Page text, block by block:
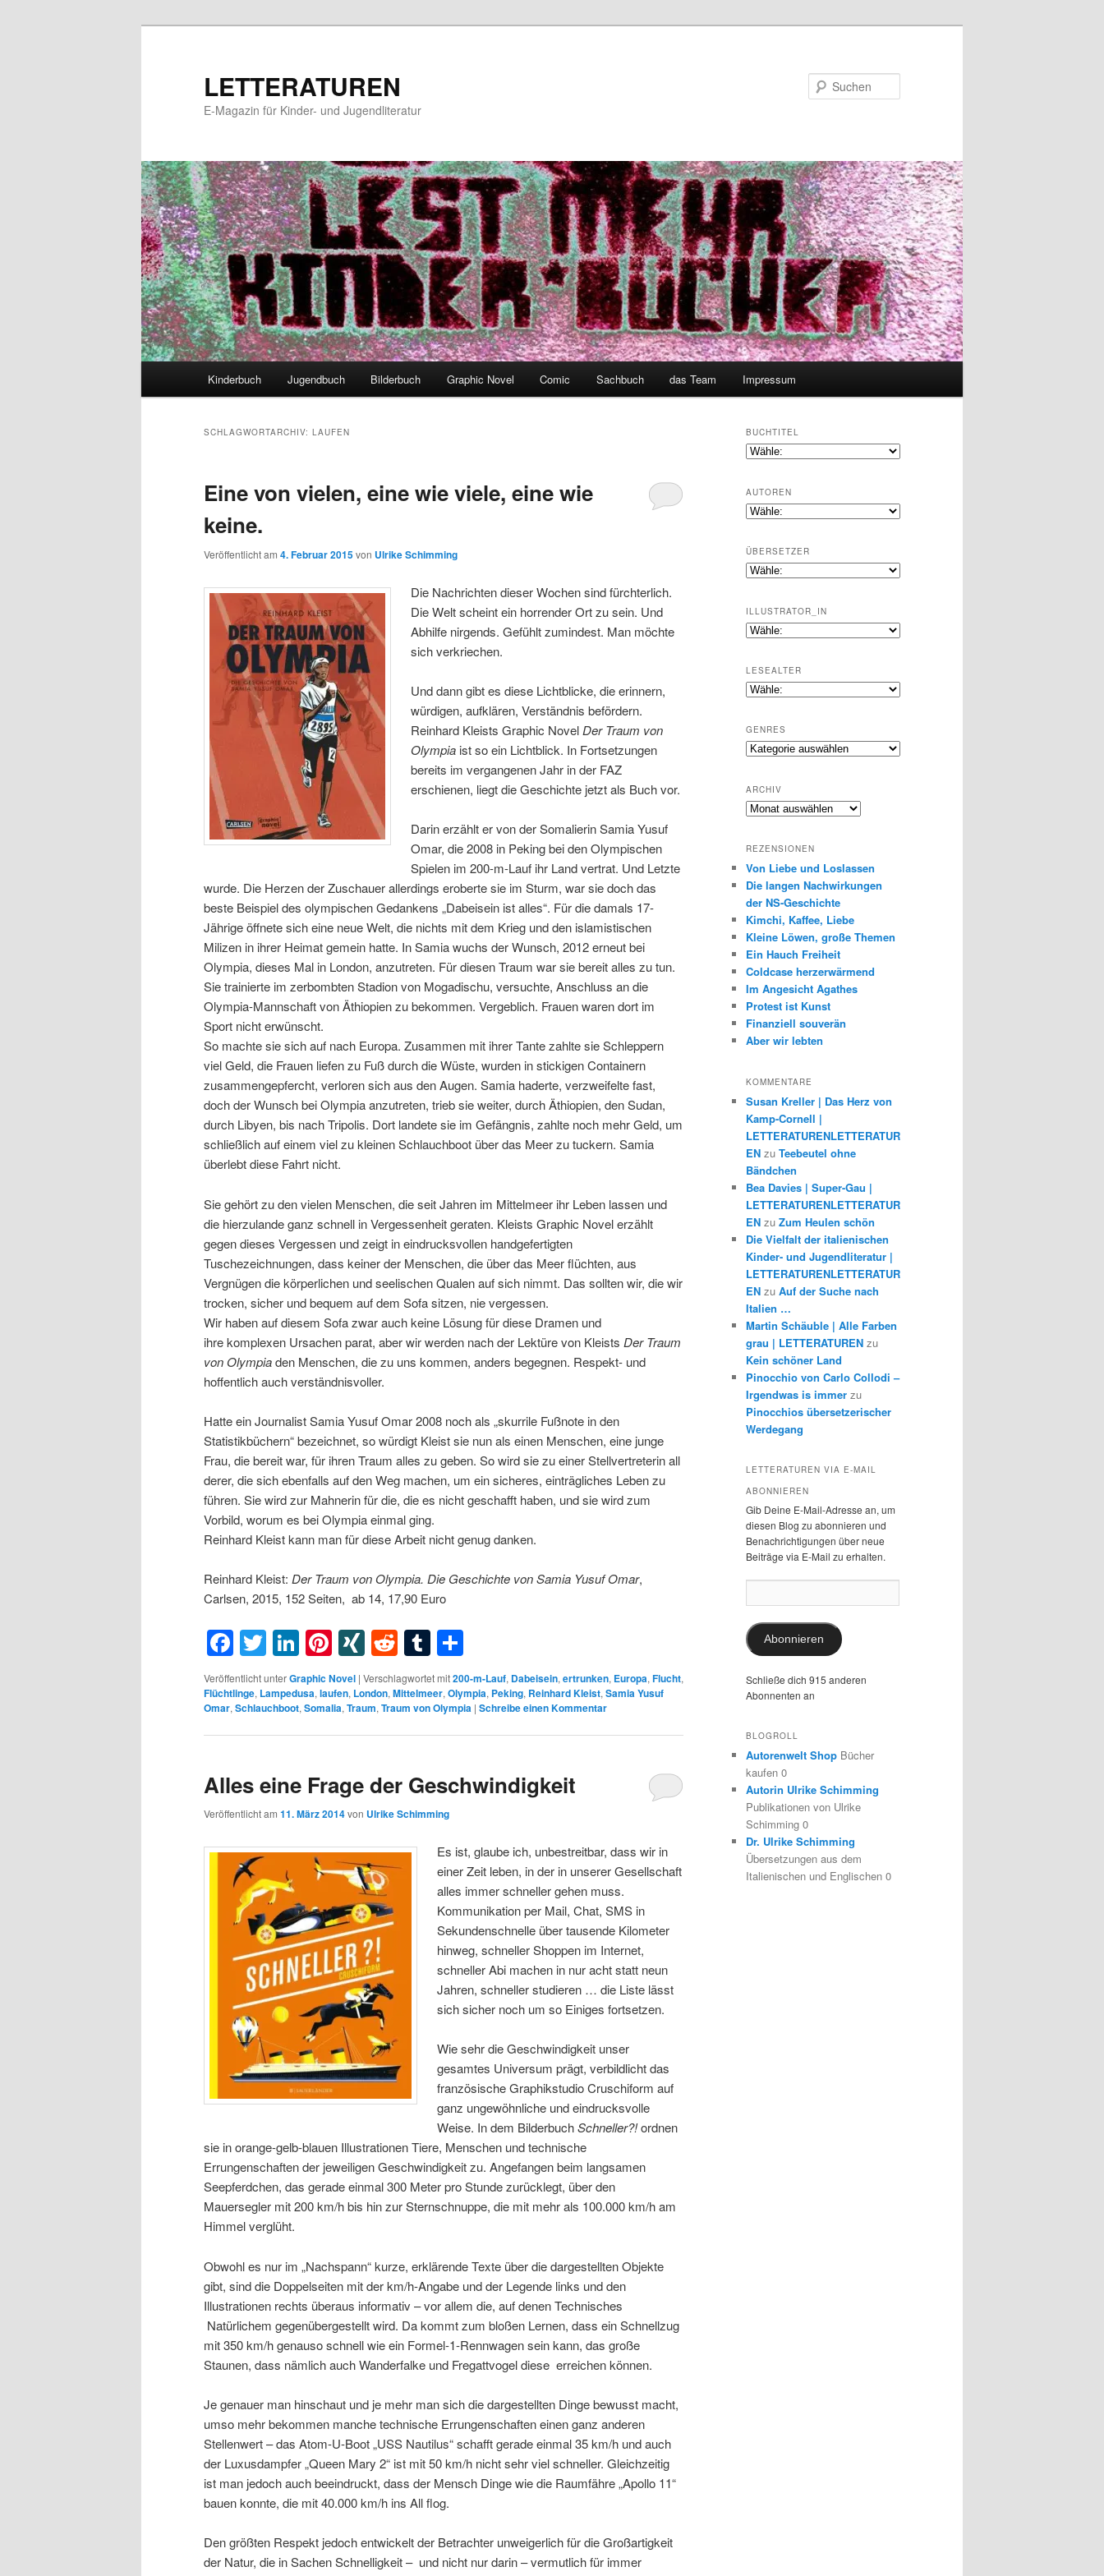
LETTERATUREN
E-Magazin für Kinder- und Jugendliteratur
Kinderbuch Jugendbuch Bilderbuch Graphic Novel Comic Sachbuch das Team Impressum
SCHLAGWORTARCHIV: LAUFEN
Eine von vielen, eine wie viele, eine wie
keine.
Veröffentlicht am 4. Februar 2015von Ulrike Schimming
Die Nachrichten dieser Wochen sind fürchterlich.
Die Welt scheint ein horrender Ort zu sein. Und
Abhilfe nirgends. Gefühlt zumindest. Man möchte
sich verkriechen.
Und dann gibt es diese Lichtblicke, die erinnern,
würdigen, aufklären, Verständnis befördern.
Reinhard Kleists Graphic Novel Der Traum von
Olympia ist so ein Lichtblick. In Fortsetzungen
bereits im vergangenen Jahr in der FAZ
erschienen, liegt die Geschichte jetzt als Buch vor.
Darin erzählt er von der Somalierin Samia Yusuf
Omar, die 2008 in Peking bei den Olympischen
Spielen im 200-m-Lauf ihr Land vertrat. Und Letzte
wurde. Die Herzen der Zuschauer allerdings eroberte sie im Sturm, war sie doch das
beste Beispiel des olympischen Gedankens „Dabeisein ist alles“. Für die damals 17-
Jährige öffnete sich eine neue Welt, die nichts mit dem Krieg und den islamistischen
Milizen in ihrer Heimat gemein hatte. In Samia wuchs der Wunsch, 2012 erneut bei
Olympia, dieses Mal in London, anzutreten. Für diesen Traum war sie bereit alles zu tun.
Sie trainierte im zerbombten Stadion von Mogadischu, versuchte, Anschluss an die
Olympia-Mannschaft von Äthiopien zu bekommen. Vergeblich. Frauen waren dort im
Sport nicht erwünscht.
So machte sie sich auf nach Europa. Zusammen mit ihrer Tante zahlte sie Schleppern
viel Geld, die Frauen liefen zu Fuß durch die Wüste, wurden in stickigen Containern
zusammengepfercht, verloren sich aus den Augen. Samia haderte, verzweifelte fast,
doch der Wunsch bei Olympia anzutreten, trieb sie weiter, durch Äthiopien, den Sudan,
durch Libyen, bis nach Tripolis. Dort landete sie im Gefängnis, zahlte noch mehr Geld, um
schließlich auf einem viel zu kleinen Schlauchboot über das Meer zu tuckern. Samia
überlebt diese Fahrt nicht.
Sie gehört zu den vielen Menschen, die seit Jahren im Mittelmeer ihr Leben lassen und
die hierzulande ganz schnell in Vergessenheit geraten. Kleists Graphic Novel erzählt
gegen dieses Vergessen und zeigt in eindrucksvollen handgefertigten
Tuschezeichnungen, dass keiner der Menschen, die über das Meer flüchten, aus
Vergnügen die körperlichen und seelischen Qualen auf sich nimmt. Das sollten wir, die wir
trocken, sicher und bequem auf dem Sofa sitzen, nie vergessen.
Wir haben auf diesem Sofa zwar auch keine Lösung für diese Dramen und
ihre komplexen Ursachen parat, aber wir werden nach der Lektüre von Kleists Der Traum
von Olympiaden Menschen, die zu uns kommen, anders begegnen. Respekt- und
hoffentlich auch verständnisvoller.
Hatte ein Journalist Samia Yusuf Omar 2008 noch als „skurrile Fußnote in den
Statistikbüchern“ bezeichnet, so würdigt Kleist sie nun als einen Menschen, eine junge
Frau, die bereit war, für ihren Traum alles zu geben. So wird sie zu einer Stellvertreterin all
derer, die sich ebenfalls auf den Weg machen, um ein sicheres, einträgliches Leben zu
führen. Sie wird zur Mahnerin für die, die es nicht geschafft haben, und sie wird zum
Vorbild, worum es bei Olympia einmal ging.
Reinhard Kleist kann man für diese Arbeit nicht genug danken.
Reinhard Kleist: DerTraum von Olympia. Die Geschichte von Samia Yusuf Omar,
Carlsen, 2015, 152 Seiten, ab 14, 17,90 Euro
Facebook
Twitter
LinkedIn
Pinterest
XINGRedditTumblr
Veröffentlicht unterGraphic Novel | Verschlagwortet mit200-m-Lauf, Dabeisein, ertrunken, Europa, Flucht,
Flüchtlinge, Lampedusa, laufen, London, Mittelmeer, Olympia, Peking, Reinhard Kleist, Samia Yusuf
Omar, Schlauchboot, Somalia, Traum, Traum von Olympia | Schreibe einen Kommentar
Alles eine Frage der Geschwindigkeit
Veröffentlicht am 11. März 2014von Ulrike Schimming
Es ist, glaube ich, unbestreitbar, dass wir in
einer Zeit leben, in der in unserer Gesellschaft
alles immer schneller gehen muss.
Kommunikation per Mail, Chat, SMS in
Sekundenschnelle über tausende Kilometer
hinweg, schneller Shoppen im Internet,
schneller Abi machen in nur acht statt neun
Jahren, schneller studieren … die Liste lässt
sich sicher noch um so Einiges fortsetzen.
Wie sehr die Geschwindigkeit unser
gesamtes Universum prägt, verbildlicht das
französische Graphikstudio Cruschiform auf
ganz ungewöhnliche und eindrucksvolle
Weise. In dem BilderbuchSchneller?!ordnen
sie in orange-gelb-blauen Illustrationen Tiere, Menschen und technische
Errungenschaften der jeweiligen Geschwindigkeit zu. Angefangen beim langsamen
Seepferdchen, das gerade einmal 300 Meter pro Stunde zurücklegt, über den
Mauersegler mit 200 km/h bis hin zur Sternschnuppe, die mit mehr als 100.000 km/h am
Himmel verglüht.
Obwohl es nur im „Nachspann“ kurze, erklärende Texte über die dargestellten Objekte
gibt, sind die Doppelseiten mit der km/h-Angabe und der Legende links und den
Illustrationen rechts überaus informativ – vor allem die, auf denen Technisches
Natürlichem gegenübergestellt wird. Da kommt zum bloßen Lernen, dass ein Schnellzug
mit 350 km/h genauso schnell wie ein Formel-1-Rennwagen sein kann, das große
Staunen, dass nämlich auch Wanderfalke und Fregattvogel diese erreichen können.
Je genauer man hinschaut und je mehr man sich die dargestellten Dinge bewusst macht,
umso mehr bekommen manche technische Errungenschaften einen ganz anderen
Stellenwert – das Atom-U-Boot „USS Nautilus“ schafft gerade einmal 35 km/h und auch
der Luxusdampfer „Queen Mary 2“ ist mit 50 km/h nicht sehr viel schneller. Gleichzeitig
ist man jedoch auch beeindruckt, dass der Mensch Dinge wie die Raumfähre „Apollo 11“
bauen konnte, die mit 40.000 km/h ins All flog.
Den größten Respekt jedoch entwickelt der Betrachter unweigerlich für die Großartigkeit
der Natur, die in Sachen Schnelligkeit – und nicht nur darin – vermutlich für immer
BUCHTITEL
AUTOREN
ÜBERSETZER
ILLUSTRATOR_IN
LESEALTER
GENRES
Genres
ARCHIV
Archiv
REZENSIONEN
Von Liebe und Loslassen
Die langen Nachwirkungen
der NS-Geschichte
Kimchi, Kaffee, Liebe
Kleine Löwen, große Themen
Ein Hauch Freiheit
Coldcase herzerwärmend
Im Angesicht Agathes
Protest ist Kunst
Finanziell souverän
Aber wir lebten
KOMMENTARE
Susan Kreller | Das Herz von
Kamp-Cornell |
LETTERATURENLETTERATUR
EN zu Teebeutel ohne
Bändchen
Bea Davies | Super-Gau |
LETTERATURENLETTERATUR
EN zu Zum Heulen schön
Die Vielfalt der italienischen
Kinder- und Jugendliteratur |
LETTERATURENLETTERATUR
EN zu Auf der Suche nach
Italien …
Martin Schäuble | Alle Farben
grau | LETTERATUREN zu
Kein schöner Land
Pinocchio von Carlo Collodi –
Irgendwas is immer zu
Pinocchios übersetzerischer
Werdegang
LETTERATUREN VIA E-MAIL
ABONNIEREN
Gib Deine E-Mail-Adresse an, um
diesen Blog zu abonnieren und
Benachrichtigungen über neue
Beiträge via E-Mail zu erhalten.
Mail-
Abonnieren
Schließe dich 915 anderen
Abonnenten an
BLOGROLL
Autorenwelt Shop Bücher
kaufen 0
Autorin Ulrike Schimming
Publikationen von Ulrike
Schimming 0
Dr. Ulrike Schimming
Übersetzungen aus dem
Italienischen und Englischen 0